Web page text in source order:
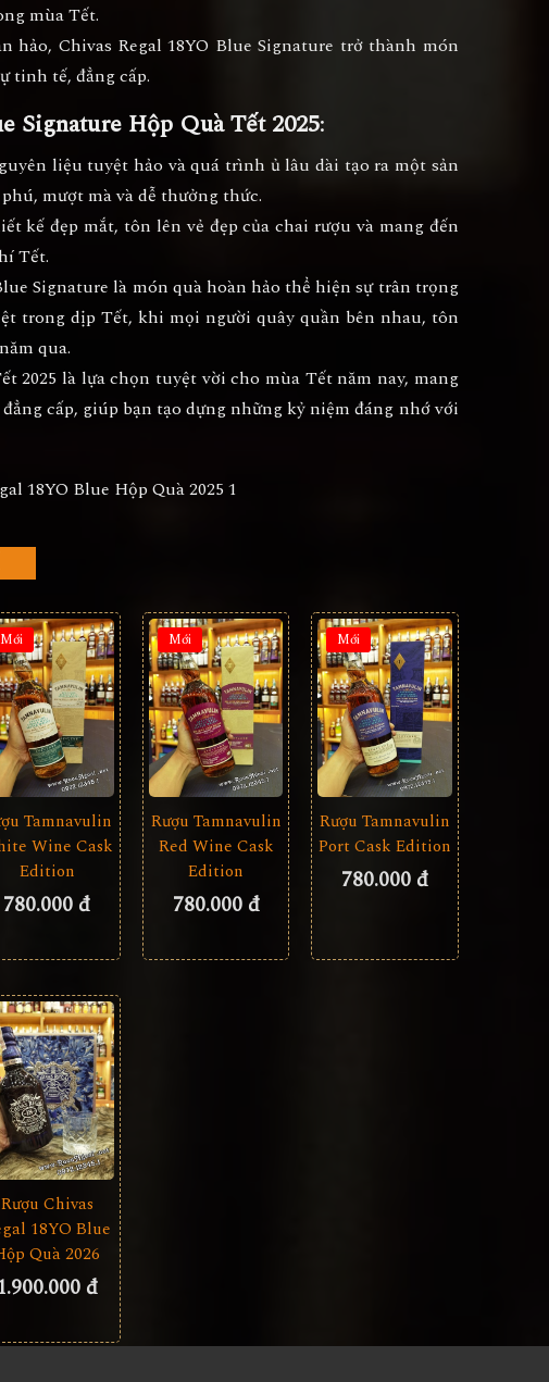
mùa Tết.
hảo, Chivas Regal 18YO Blue Signature trở thành món
tinh tế, đẳng cấp.
Signature Hộp Quà Tết 2025:
liệu tuyệt hảo và quá trình ủ lâu dài tạo ra một sản
mượt mà và dễ thưởng thức.
kế đẹp mắt, tôn lên vẻ đẹp của chai rượu và mang đến
Tết.
Signature là món quà hoàn hảo thể hiện sự trân trọng
trong dịp Tết, khi mọi người quây quần bên nhau, tôn
qua.
2025 là lựa chọn tuyệt vời cho mùa Tết năm nay, mang
cấp, giúp bạn tạo dựng những kỷ niệm đáng nhớ với
Mới
Tamnavulin
Wine Cask
Edition
780.000 đ
Mới
Rượu Tamnavulin
Red Wine Cask
Edition
780.000 đ
Mới
Rượu Tamnavulin
Port Cask Edition
780.000 đ
Rượu Chivas
18YO Blue
Quà 2026
đ